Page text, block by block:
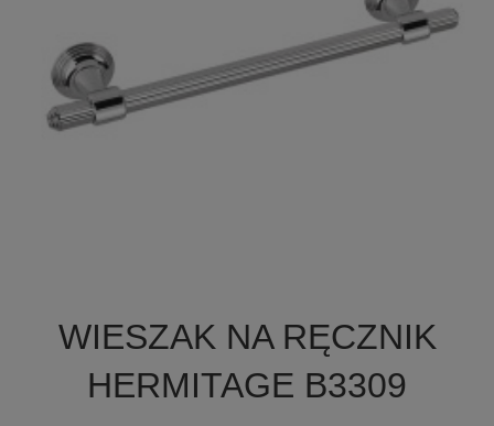
WIESZAK NA RĘCZNIK
HERMITAGE B3309